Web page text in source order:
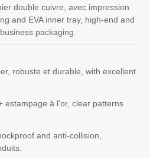
double cuivre, avec impression
and EVA inner tray, high-end and
packaging
, robuste et durable, with excellent
estampage à l'or, clear patterns
and anti-collision